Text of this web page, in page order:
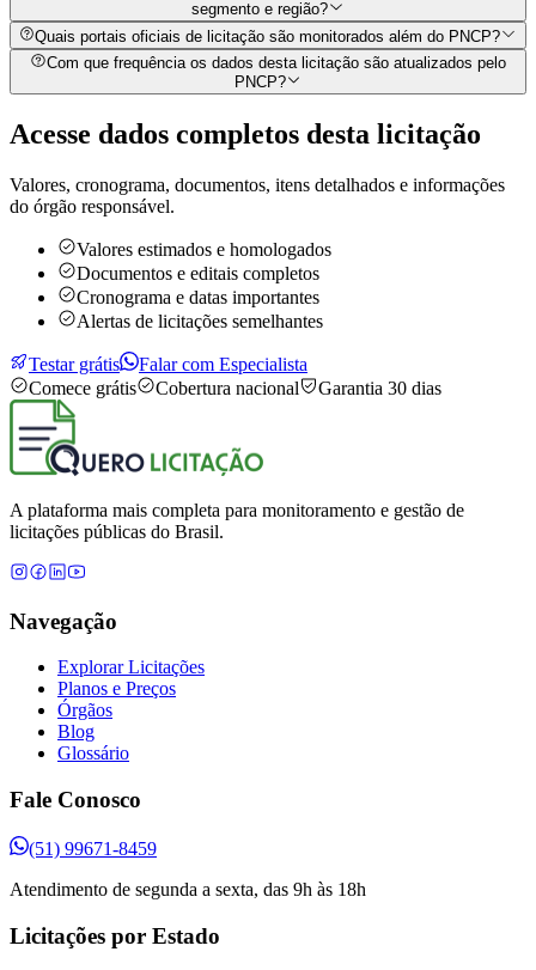
segmento e região?
Quais portais oficiais de licitação são monitorados além do PNCP?
Com que frequência os dados desta licitação são atualizados pelo
PNCP?
Acesse dados completos desta licitação
Valores, cronograma, documentos, itens detalhados e informações
do órgão responsável.
Valores estimados e homologados
Documentos e editais completos
Cronograma e datas importantes
Alertas de licitações semelhantes
Testar grátis
Falar com Especialista
Comece grátis
Cobertura nacional Garantia 30 dias
A plataforma mais completa para monitoramento e gestão de
licitações públicas do Brasil.
Navegação
Explorar Licitações
Planos e Preços
Órgãos
Blog
Glossário
Fale Conosco
(51) 99671-8459
Atendimento de segunda a sexta, das 9h às 18h
Licitações por Estado